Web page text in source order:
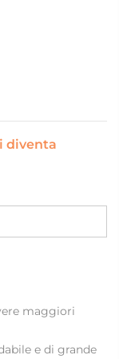
diventa
maggiori
e di grande